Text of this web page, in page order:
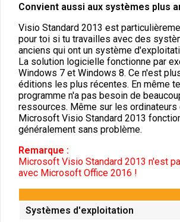
Convient aussi aux systèmes plus
Visio Standard 2013 est
pour toi si tu travailles avec des
anciens qui ont un système
La solution logicielle fonctionne par
Windows 7 et Windows 8. Ce n'est
éditions les plus récentes. En même
programme n'a pas besoin de
ressources. Même sur les ordinateurs
Microsoft Visio Standard 2013
généralement sans problème.
Remarque :
Microsoft Visio Standard 2013 n'est
avec Microsoft Office 2016 !
Systèmes d'exploitation